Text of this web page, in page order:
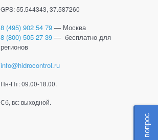
GPS: 55.544343, 37.587260
8 (495) 902 54 79 — Москва
8 (800) 505 27 39 — бесплатно для
регионов
info@hidrocontrol.ru
Пн-Пт: 09.00-18.00.
Сб, вс: выходной.